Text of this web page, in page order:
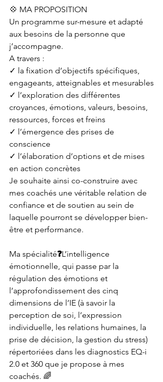
💠 MA PROPOSITION
Un programme sur-mesure et adapté
aux besoins de la personne que
j’accompagne.
A travers :
✓ la fixation d’objectifs spécifiques,
engageants, atteignables et mesurables
✓ l’exploration des différentes
croyances, émotions, valeurs, besoins,
ressources, forces et freins
✓ l’émergence des prises de
conscience
✓ l’élaboration d’options et de mises
en action concrètes
Je souhaite ainsi co-construire avec
mes coachés une véritable relation de
confiance et de soutien au sein de
laquelle pourront se développer bien-
être et performance.
Ma spécialité❓L’intelligence
émotionnelle, qui passe par la
régulation des émotions et
l’approfondissement des cinq
dimensions de l’IE (à savoir la
perception de soi, l’expression
individuelle, les relations humaines, la
prise de décision, la gestion du stress)
répertoriées dans les diagnostics EQ-i
2.0 et 360 que je propose à mes
coachés. 🌈